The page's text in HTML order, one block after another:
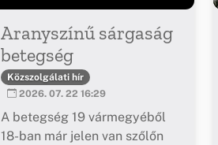
Aranyszínű sárgaság
betegség
Közszolgálati hír
2026. 07. 22 16:29
A betegség 19 vármegyéből
18-ban már jelen van szőlőn